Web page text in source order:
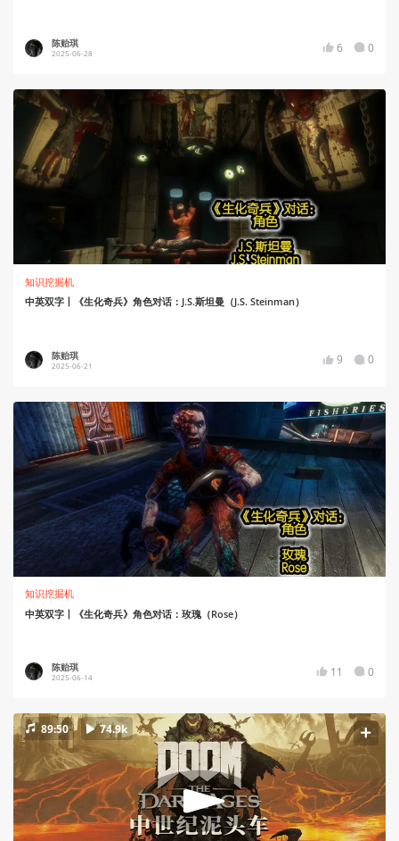
陈贻琪
2025-06-28 6 0
知识挖掘机
中英双字丨《生化奇兵》角色对话：J.S.斯坦曼（J.S. Steinman）
陈贻琪
2025-06-21 9 0
知识挖掘机
中英双字丨《生化奇兵》角色对话：玫瑰（Rose）
陈贻琪
2025-06-14 11 0
89:50 74.9k